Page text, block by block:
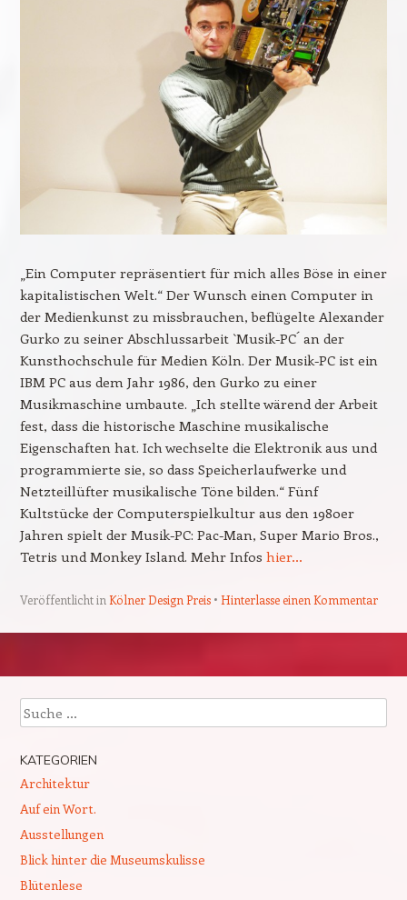
„Ein Computer repräsentiert für mich alles Böse in einer
kapitalistischen Welt.“ Der Wunsch einen Computer in
der Medienkunst zu missbrauchen, beflügelte Alexander
Gurko zu seiner Abschlussarbeit `Musik-PC´ an der
Kunsthochschule für Medien Köln. Der Musik-PC ist ein
IBM PC aus dem Jahr 1986, den Gurko zu einer
Musikmaschine umbaute. „Ich stellte wärend der Arbeit
fest, dass die historische Maschine musikalische
Eigenschaften hat. Ich wechselte die Elektronik aus und
programmierte sie, so dass Speicherlaufwerke und
Netzteillüfter musikalische Töne bilden.“ Fünf
Kultstücke der Computerspielkultur aus den 1980er
Jahren spielt der Musik-PC: Pac-Man, Super Mario Bros.,
Tetris und Monkey Island. Mehr Infos hier…
Veröffentlicht in Kölner Design Preis Hinterlasse einen Kommentar
Suchen
KATEGORIEN
Architektur
Auf ein Wort.
Ausstellungen
Blick hinter die Museumskulisse
Blütenlese